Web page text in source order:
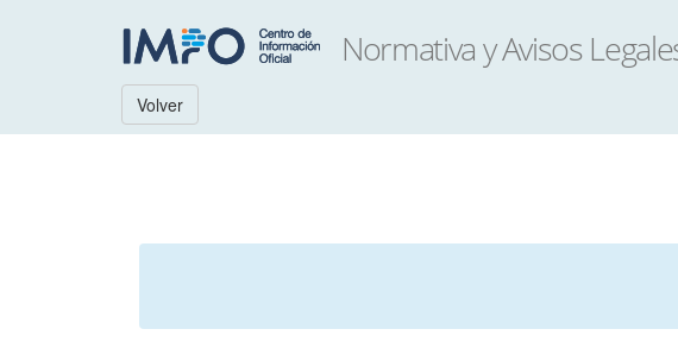
Volver